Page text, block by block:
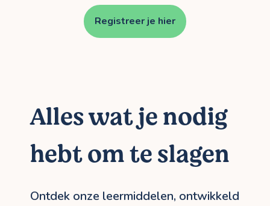
Registreer je hier
Alles wat je nodig
hebt om te slagen
Ontdek onze leermiddelen, ontwikkeld